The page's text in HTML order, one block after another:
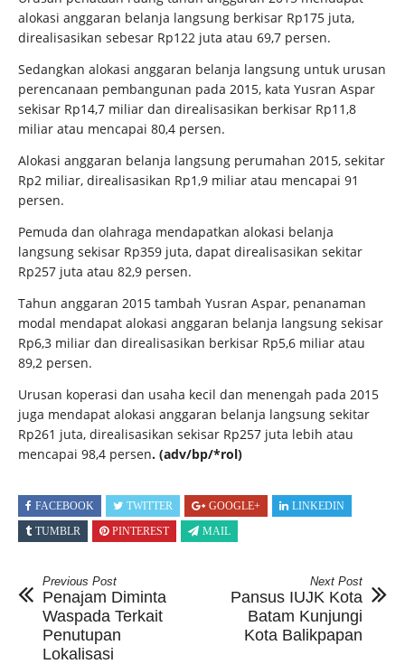
alokasi anggaran belanja langsung berkisar Rp175 juta,
direalisasikan sebesar Rp122 juta atau 69,7 persen.
Sedangkan alokasi anggaran belanja langsung untuk urusan
perencanaan pembangunan pada 2015, kata Yusran Aspar
sekisar Rp14,7 miliar dan direalisasikan berkisar Rp11,8
miliar atau mencapai 80,4 persen.
Alokasi anggaran belanja langsung perumahan 2015, sekitar
Rp2 miliar, direalisasikan Rp1,9 miliar atau mencapai 91
persen.
Pemuda dan olahraga mendapatkan alokasi belanja
langsung sekisar Rp359 juta, dapat direalisasikan sekitar
Rp257 juta atau 82,9 persen.
Tahun anggaran 2015 tambah Yusran Aspar, penanaman
modal mendapat alokasi anggaran belanja langsung sekisar
Rp6,3 miliar dan direalisasikan berkisar Rp5,6 miliar atau
89,2 persen.
Urusan koperasi dan usaha kecil dan menengah pada 2015
juga mendapat alokasi anggaran belanja langsung sekitar
Rp261 juta, direalisasikan sekisar Rp257 juta lebih atau
mencapai 98,4 persen. (adv/bp/*rol)
FACEBOOK TWITTER GOOGLE+
LINKEDIN
TUMBLR
PINTEREST MAIL
Previous Post
Penajam Diminta
Waspada Terkait
Penutupan
Lokalisasi
Next Post
Pansus IUJK Kota
Batam Kunjungi
Kota Balikpapan